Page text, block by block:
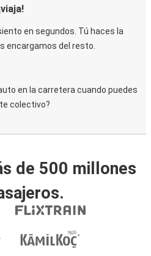
en segundos. Tú haces la
encargamos del resto.
en la carretera cuando puedes
colectivo?
de 500 millones